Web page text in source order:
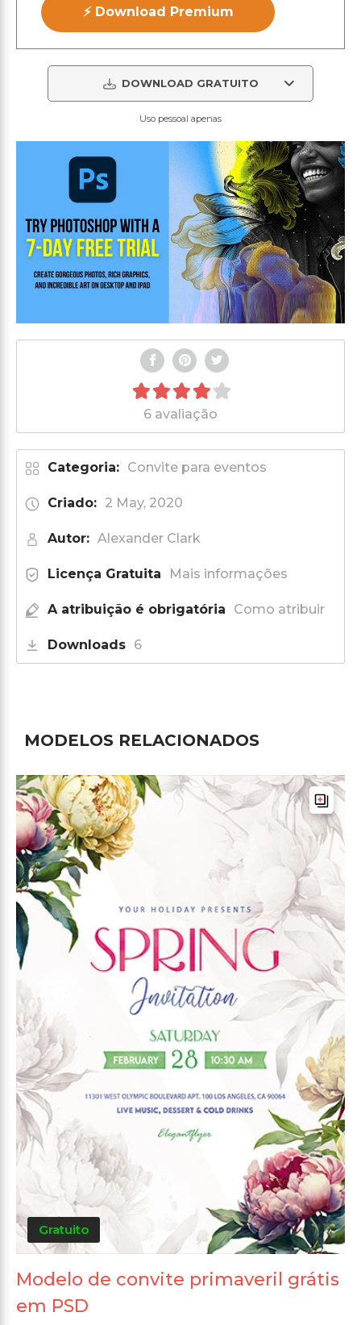
⚡ Download Premium
DOWNLOAD GRATUITO
Uso pessoal apenas
6 avaliação
Categoria: Convite para eventos
Criado: 2 May, 2020
Autor: Alexander Clark
Licença Gratuita Mais informações
A atribuição é obrigatória Como atribuir
Downloads 6
MODELOS RELACIONADOS
Gratuito
Modelo de convite primaveril grátis
em PSD